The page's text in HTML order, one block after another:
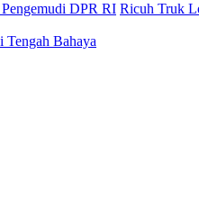
DPR RI Ricuh Truk
Bahaya